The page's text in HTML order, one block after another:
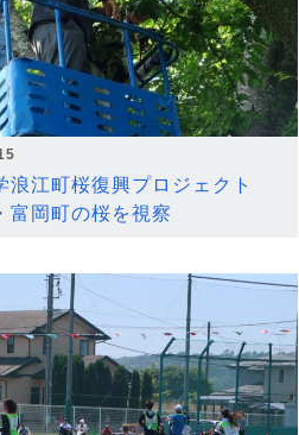
浪江町桜復興プロジェクト
富岡町の桜を視察